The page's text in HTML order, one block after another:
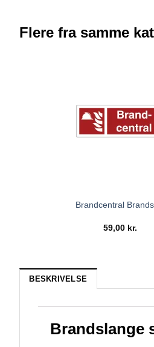
Flere fra samme
Brandcentral
59,00 kr.
BESKRIVELSE
Brandslange